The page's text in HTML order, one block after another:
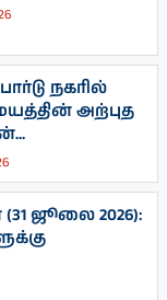
நகரில்
அற்புத
ஜூலை 2026):